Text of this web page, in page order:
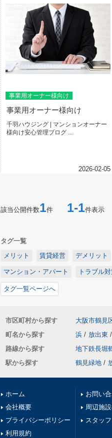
事業用オーナー様向け
事業用オーナー様向け
千羽ハウジング | マンションオーナー
様向け安心管理ブログ ...
2026-02-05
該当公開件数1件 1-1件表示
タグ一覧
メリット
賃貸経営 デメリット
マンション・アパート トラブル
タグ一覧ページへ
市区町村から探す
大阪市鶴見
町名から探す
浜 / 放出東 /
路線から探す
地下鉄長堀
駅から探す
鶴見緑地 /
ホーム
会社概要
プライバシーポリシー
利用規約
お問い
周辺施
スタッ